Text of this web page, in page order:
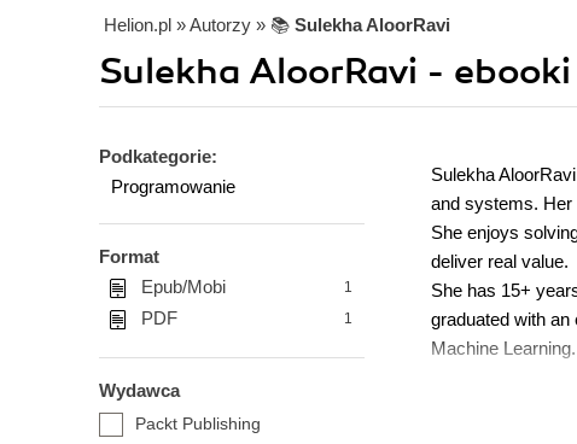
Helion.pl » Autorzy » 📚 Sulekha AloorRavi
Sulekha AloorRavi - ebooki
Podkategorie:
Programowanie
Format
Epub/Mobi
1
PDF 1
Wydawca
Packt Publishing
Sulekha
and systems. Her
She enjoys
deliver real value.
She has 15+
graduated with an
Machine